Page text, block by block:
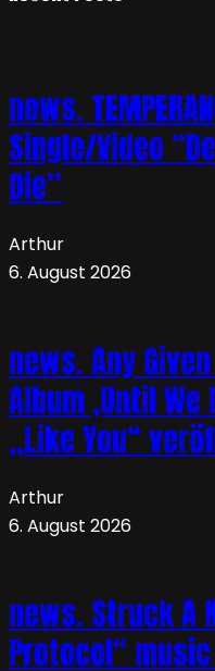
news.
Single/Video
Die”
Arthur
6. August 2026
news. Any
Album ‚Until
„Like You“
Arthur
6. August 2026
news. Struck A
Protocol“